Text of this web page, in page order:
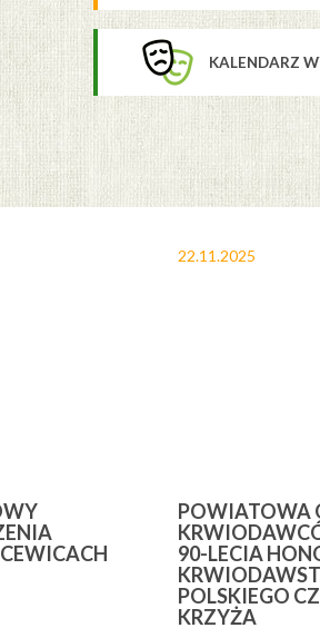
KALENDARZ
22.11.2025
POWIATOWA
90-LECIA
POLSKIEGO
KRZYŻA